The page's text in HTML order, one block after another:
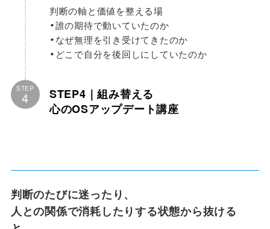
判断の軸と価値を整える場
•誰の期待で動いていたのか
•なぜ無理を引き受けてきたのか
•どこで自分を後回しにしていたのか
STEP
4
STEP4｜組み替える
心のOSアップデート講座
判断のたびに迷ったり、
人との関係で消耗したりする状態から抜ける